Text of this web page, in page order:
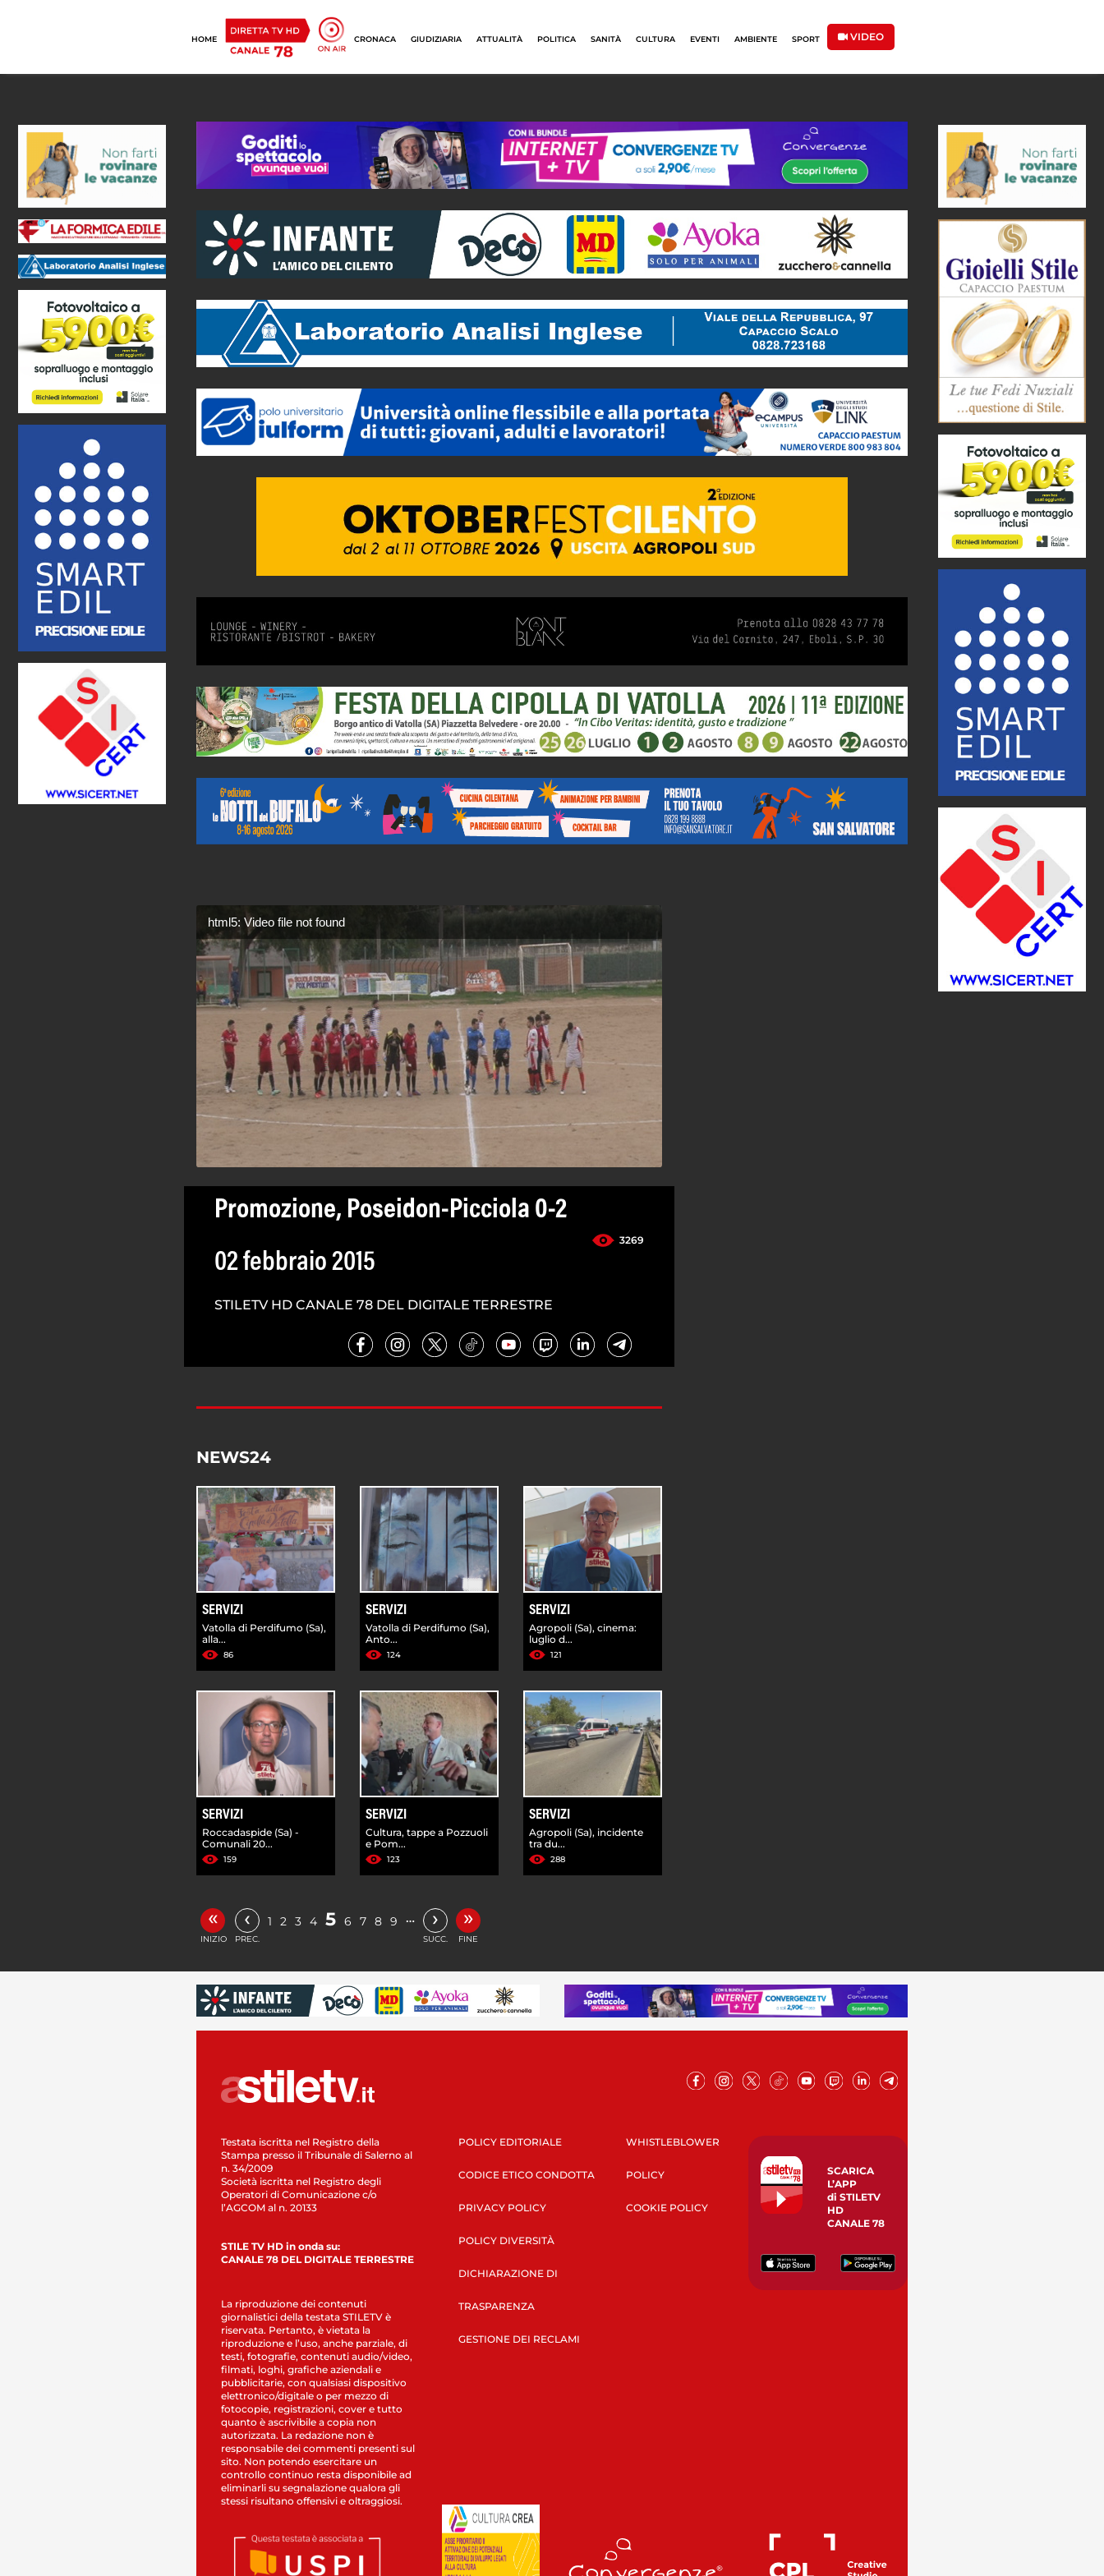
HOME CRONACA GIUDIZIARIA ATTUALITÀ POLITICA SANITÀ CULTURA EVENTI AMBIENTE SPORT VIDEO
html5: Video file not found
Promozione, Poseidon-Picciola 0-2
3269
02 febbraio 2015
STILETV HD CANALE 78 DEL DIGITALE TERRESTRE
NEWS24
SERVIZI
Vatolla di Perdifumo (Sa),
alla...
86
SERVIZI
Vatolla di Perdifumo (Sa),
Anto...
124
SERVIZI
Agropoli (Sa), cinema:
luglio d...
121
SERVIZI
Roccadaspide (Sa) -
Comunali 20...
159
SERVIZI
Cultura, tappe a Pozzuoli
e Pom...
123
SERVIZI
Agropoli (Sa), incidente
tra du...
288
«
INIZIO
‹
PREC.
1 2 3 4 5 6 7 8 9 … ›
SUCC.
»
FINE
Testata iscritta nel Registro della
Stampa presso il Tribunale di Salerno al
n. 34/2009
Società iscritta nel Registro degli
Operatori di Comunicazione c/o
l’AGCOM al n. 20133
STILE TV HD in onda su:
CANALE 78 DEL DIGITALE TERRESTRE
La riproduzione dei contenuti
giornalistici della testata STILETV è
riservata. Pertanto, è vietata la
riproduzione e l’uso, anche parziale, di
testi, fotografie, contenuti audio/video,
filmati, loghi, grafiche aziendali e
pubblicitarie, con qualsiasi dispositivo
elettronico/digitale o per mezzo di
fotocopie, registrazioni, cover e tutto
quanto è ascrivibile a copia non
autorizzata. La redazione non è
responsabile dei commenti presenti sul
sito. Non potendo esercitare un
controllo continuo resta disponibile ad
eliminarli su segnalazione qualora gli
stessi risultano offensivi e oltraggiosi.
POLICY EDITORIALE
CODICE ETICO CONDOTTA
PRIVACY POLICY
POLICY DIVERSITÀ
DICHIARAZIONE DI
TRASPARENZA
GESTIONE DEI RECLAMI
WHISTLEBLOWER
POLICY
COOKIE POLICY
SCARICA
L’APP
di STILETV
HD
CANALE 78